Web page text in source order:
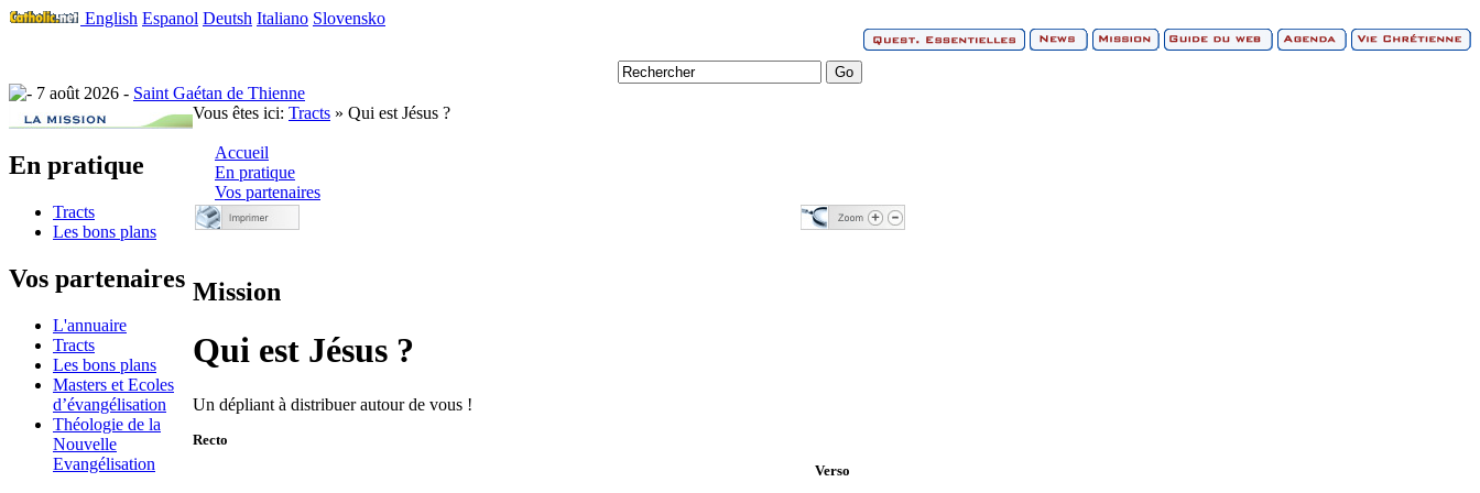
English Espanol Deutsh Italiano Slovensko
7 août 2026 - Saint Gaétan de Thienne
En pratique
Tracts
Les bons plans
Vos partenaires
L'annuaire
Tracts
Les bons plans
Masters et Ecoles
d’évangélisation
Théologie de la
Nouvelle
Evangélisation
Vous êtes ici: Tracts » Qui est Jésus ?
Accueil
En pratique
Vos partenaires
Mission
Qui est Jésus ?
Un dépliant à distribuer autour de vous !
Recto
Verso